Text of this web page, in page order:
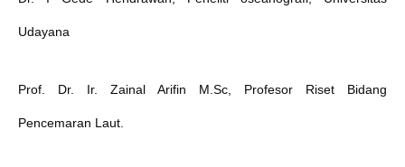
Udayana
Prof. Dr. Ir. Zainal Arifin M.Sc, Profesor Riset Bidang
Pencemaran Laut.